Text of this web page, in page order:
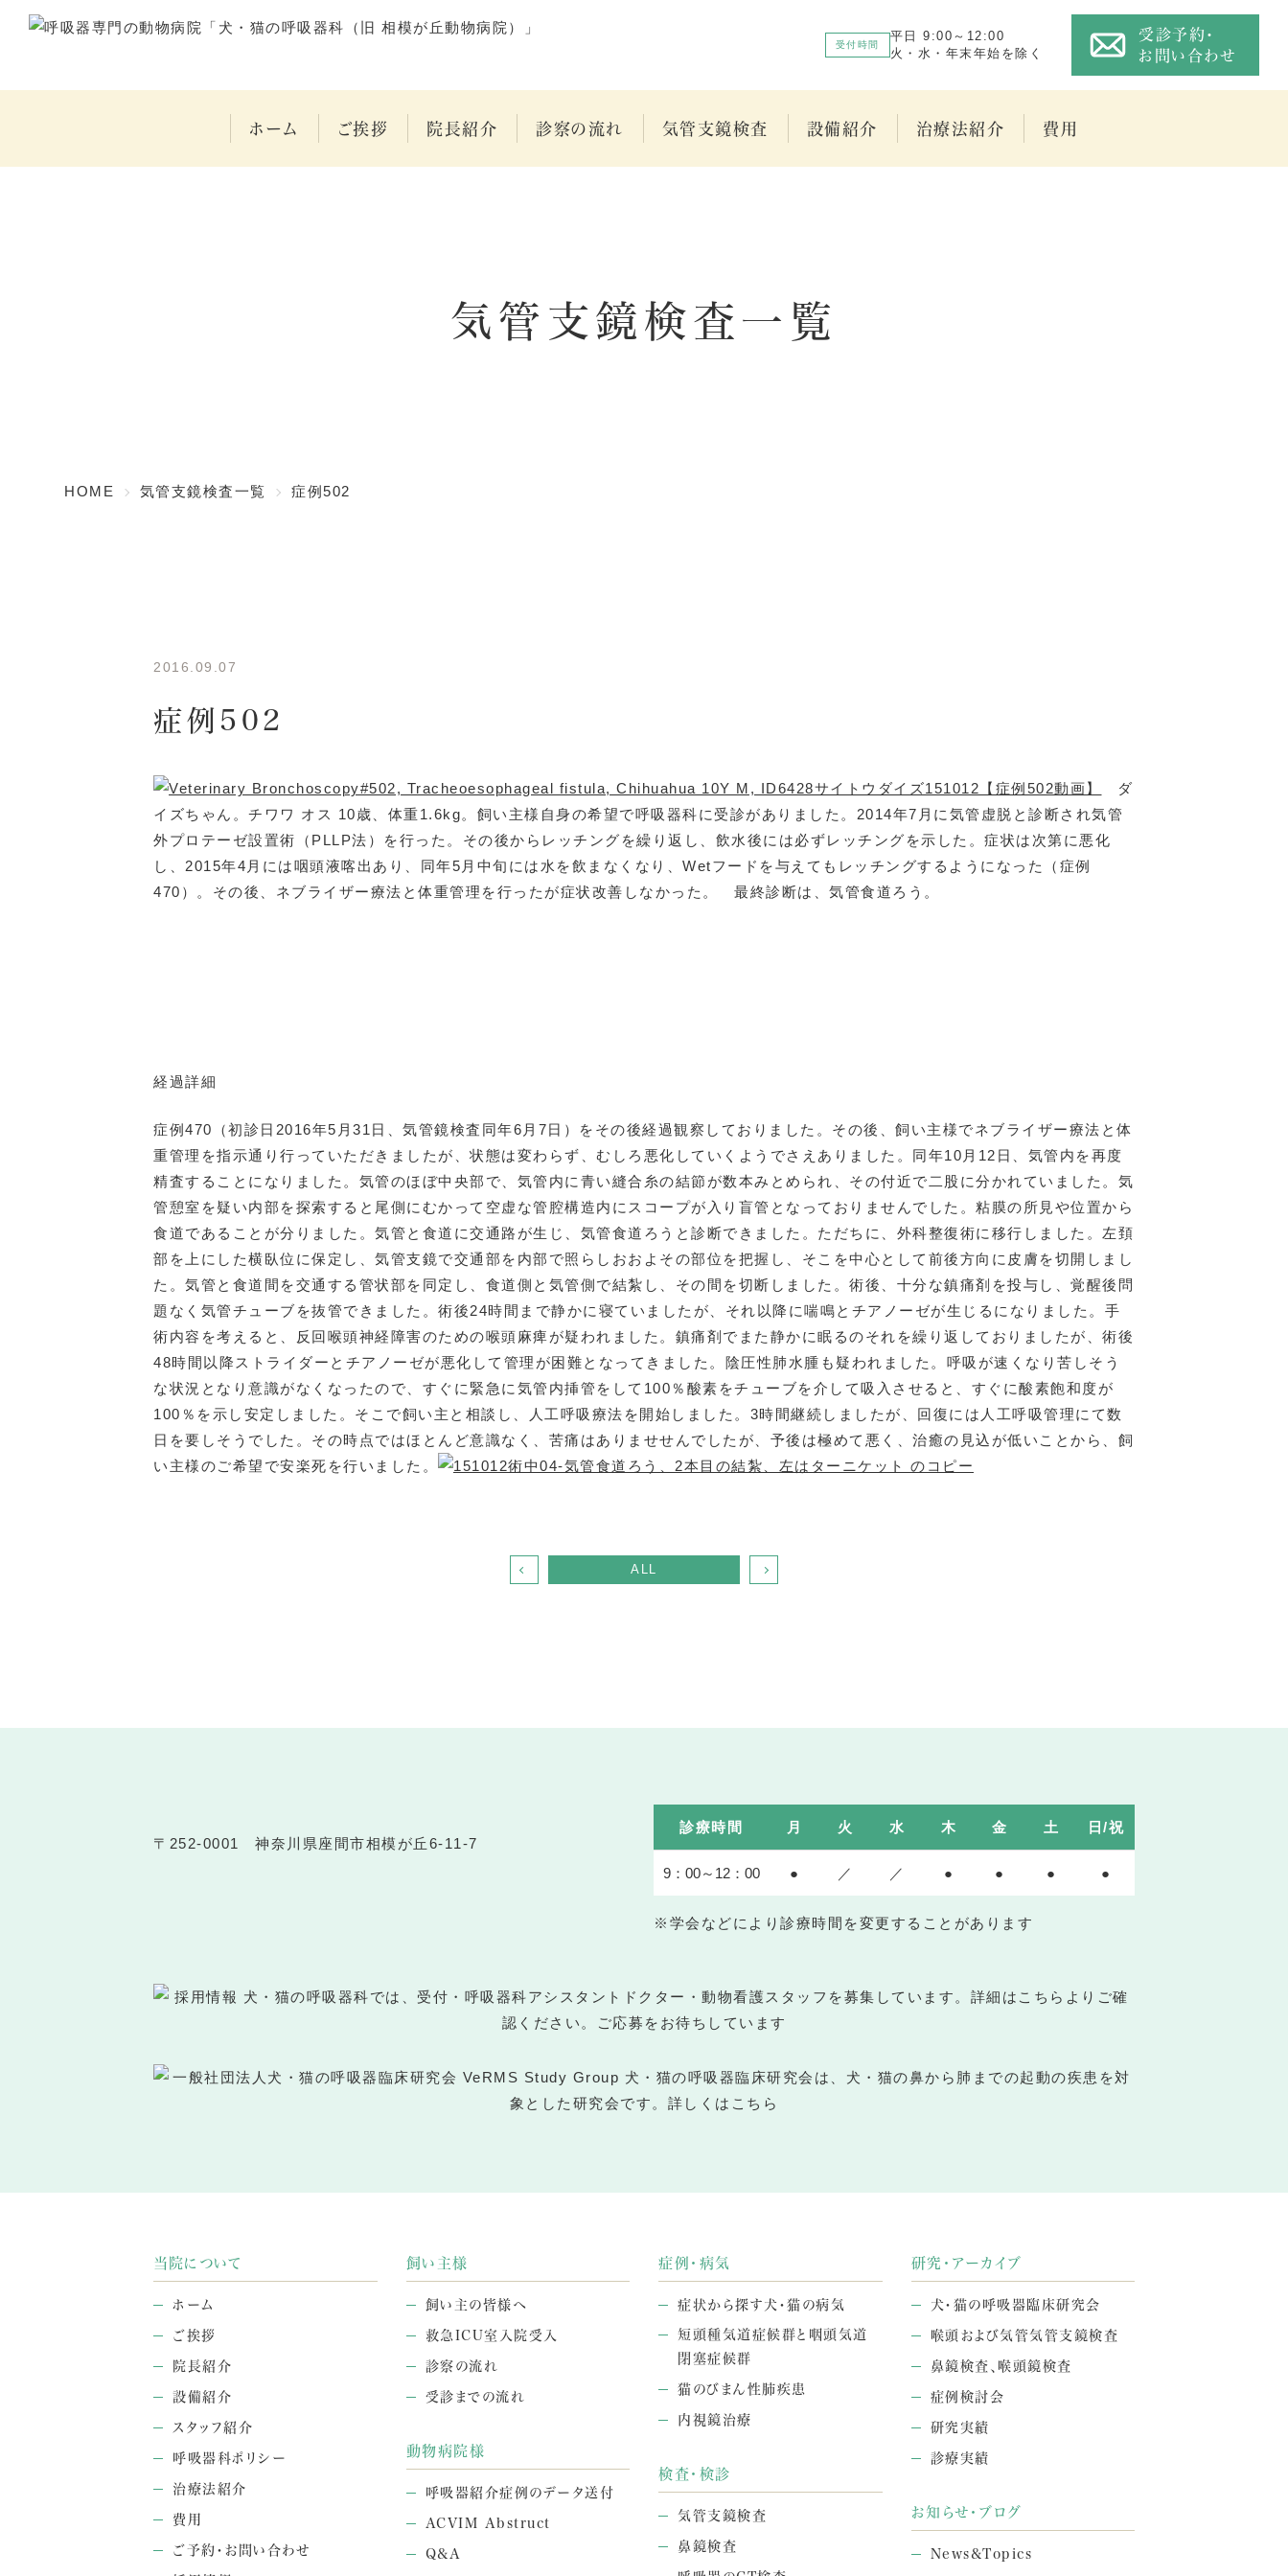
受付時間
平日 9:00～12:00
火・水・年末年始を除く
受診予約・
お問い合わせ
ホーム ご挨拶 院長紹介 診察の流れ 気管支鏡検査 設備紹介 治療法紹介 費用
気管支鏡検査一覧
HOME 気管支鏡検査一覧 症例502
2016.09.07
症例502
【症例502動画】
ダ
イズちゃん。チワワ オス 10歳、体重1.6kg。飼い主様自身の希望で呼吸器科に受診がありました。2014年7月に気管虚脱と診断され気管
外プロテーゼ設置術（PLLP法）を行った。その後からレッチングを繰り返し、飲水後には必ずレッチングを示した。症状は次第に悪化
し、2015年4月には咽頭液喀出あり、同年5月中旬には水を飲まなくなり、Wetフードを与えてもレッチングするようになった（症例
470）。その後、ネブライザー療法と体重管理を行ったが症状改善しなかった。 最終診断は、気管食道ろう。
経過詳細
症例470（初診日2016年5月31日、気管鏡検査同年6月7日）をその後経過観察しておりました。その後、飼い主様でネブライザー療法と体
重管理を指示通り行っていただきましたが、状態は変わらず、むしろ悪化していくようでさえありました。同年10月12日、気管内を再度
精査することになりました。気管のほぼ中央部で、気管内に青い縫合糸の結節が数本みとめられ、その付近で二股に分かれていました。気
管憩室を疑い内部を探索すると尾側にむかって空虚な管腔構造内にスコープが入り盲管となっておりませんでした。粘膜の所見や位置から
食道であることが分りました。気管と食道に交通路が生じ、気管食道ろうと診断できました。ただちに、外科整復術に移行しました。左頚
部を上にした横臥位に保定し、気管支鏡で交通部を内部で照らしおおよその部位を把握し、そこを中心として前後方向に皮膚を切開しまし
た。気管と食道間を交通する管状部を同定し、食道側と気管側で結紮し、その間を切断しました。術後、十分な鎮痛剤を投与し、覚醒後問
題なく気管チューブを抜管できました。術後24時間まで静かに寝ていましたが、それ以降に喘鳴とチアノーゼが生じるになりました。手
術内容を考えると、反回喉頭神経障害のための喉頭麻痺が疑われました。鎮痛剤でまた静かに眠るのそれを繰り返しておりましたが、術後
48時間以降ストライダーとチアノーゼが悪化して管理が困難となってきました。陰圧性肺水腫も疑われました。呼吸が速くなり苦しそう
な状況となり意識がなくなったので、すぐに緊急に気管内挿管をして100％酸素をチューブを介して吸入させると、すぐに酸素飽和度が
100％を示し安定しました。そこで飼い主と相談し、人工呼吸療法を開始しました。3時間継続しましたが、回復には人工呼吸管理にて数
日を要しそうでした。その時点ではほとんど意識なく、苦痛はありませせんでしたが、予後は極めて悪く、治癒の見込が低いことから、飼
い主様のご希望で安楽死を行いました。
ALL
〒252-0001 神奈川県座間市相模が丘6-11-7
診療時間 月 火 水 木 金 土 日/祝
9：00～12：00 ● ／ ／ ● ● ● ●
※学会などにより診療時間を変更することがあります
当院について
ホーム
ご挨拶
院長紹介
設備紹介
スタッフ紹介
呼吸器科ポリシー
治療法紹介
費用
ご予約・お問い合わせ
飼い主様
飼い主の皆様へ
救急ICU室入院受入
診察の流れ
受診までの流れ
動物病院様
呼吸器紹介症例のデータ送付
ACVIM Abstruct
Q&A
症例・病気
症状から探す犬・猫の病気
短頭種気道症候群と咽頭気道
閉塞症候群
猫のびまん性肺疾患
内視鏡治療
検査・検診
気管支鏡検査
鼻鏡検査
研究・アーカイブ
犬・猫の呼吸器臨床研究会
喉頭および気管気管支鏡検査
鼻鏡検査、喉頭鏡検査
症例検討会
研究実績
診療実績
お知らせ・ブログ
News&Topics